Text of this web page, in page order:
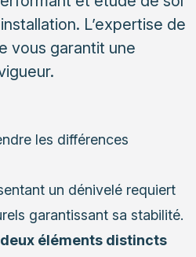
L’expertise de
vous garantit une
les différences
un dénivelé requiert
garantissant sa stabilité.
éléments distincts